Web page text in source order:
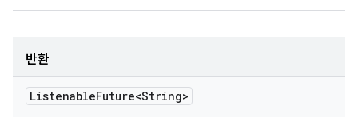
반환
ListenableFuture<String>